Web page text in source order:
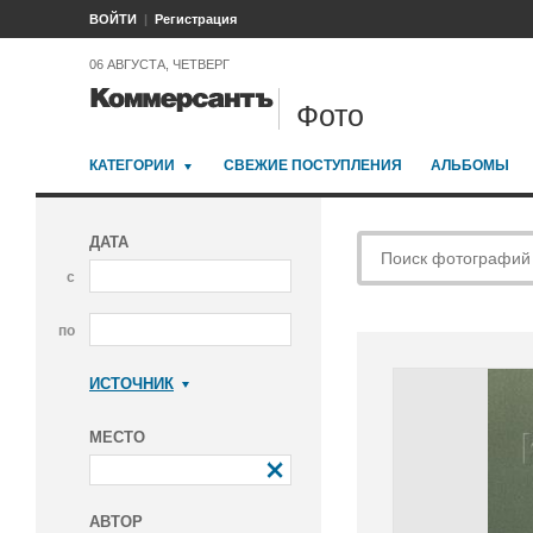
ВОЙТИ Регистрация
06 АВГУСТА, ЧЕТВЕРГ
Фото
КАТЕГОРИИ СВЕЖИЕ ПОСТУПЛЕНИЯ АЛЬБОМЫ
ДАТА
с
по
ИСТОЧНИК
МЕСТО
АВТОР